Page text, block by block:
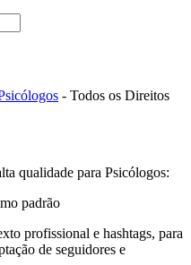
- Todos os Direitos
qualidade para Psicólogos:
padrão
profissional e hashtags, para
de seguidores e